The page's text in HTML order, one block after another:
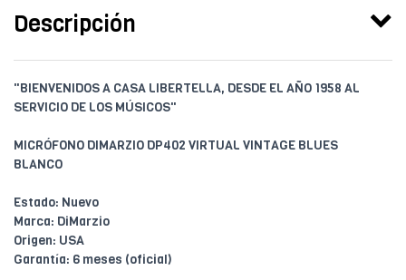
Descripción
"BIENVENIDOS A CASA LIBERTELLA, DESDE EL AÑO 1958 AL
SERVICIO DE LOS MÚSICOS"
MICRÓFONO DIMARZIO DP402 VIRTUAL VINTAGE BLUES
BLANCO
Estado: Nuevo
Marca: DiMarzio
Origen: USA
Garantía: 6 meses (oficial)